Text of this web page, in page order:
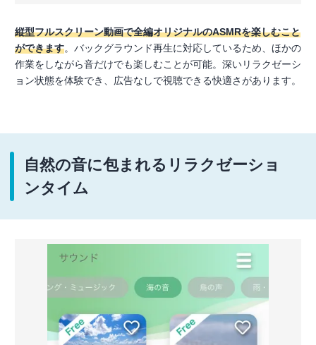
縦型フルスクリーン動画で全編オリジナルのASMRを楽しむこと
ができます。バックグラウンド再生に対応しているため、ほかの
作業をしながら音だけでも楽しむことが可能。深いリラクゼーシ
ョン状態を体験でき、広告なしで視聴できる快適さがあります。
自然の音に包まれるリラクゼーショ
ンタイム